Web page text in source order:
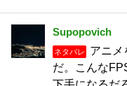
Supopovich
ネタバレ
アニメ
だ。こんな